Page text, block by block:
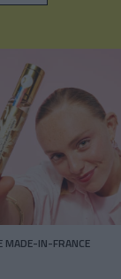
MADE-IN-FRANCE